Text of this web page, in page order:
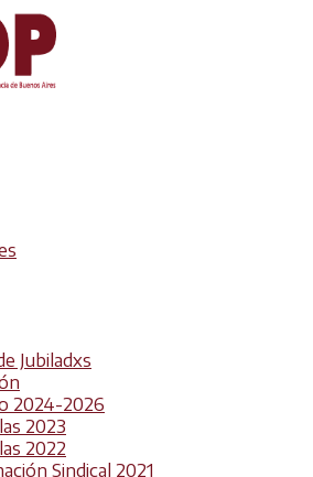
Jubiladxs
2024-2026
2023
2022
Sindical 2021